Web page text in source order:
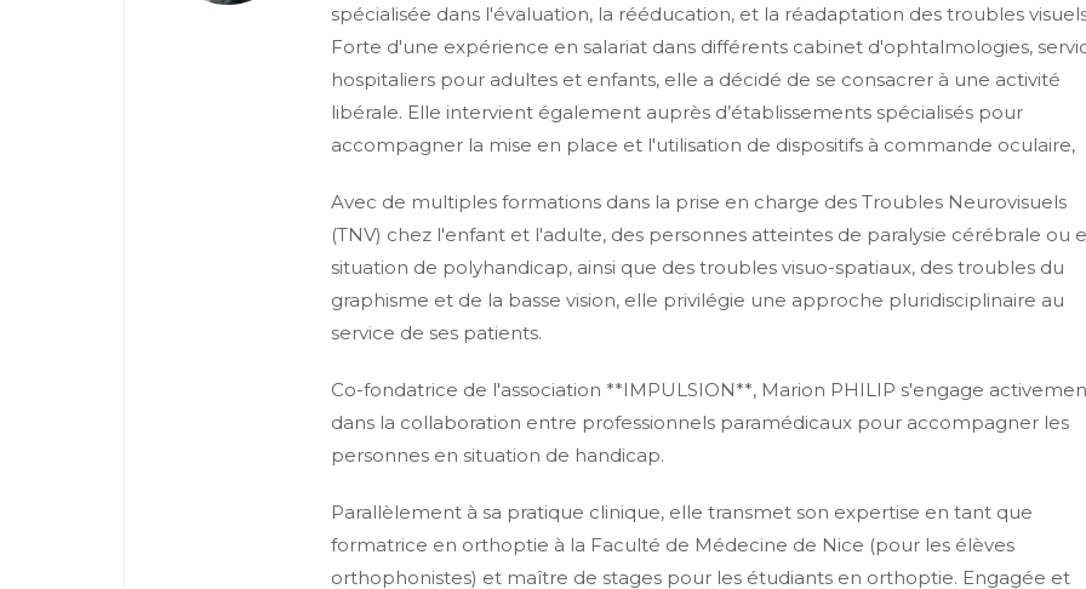
spécialisée dans l'évaluation, la rééducation, et la réadaptation des troubles
Forte d'une expérience en salariat dans différents cabinet d'ophtalmologies,
hospitaliers pour adultes et enfants, elle a décidé de se consacrer à une activité
libérale. Elle intervient également auprès d’établissements spécialisés pour
accompagner la mise en place et l'utilisation de dispositifs à commande oculaire,
Avec de multiples formations dans la prise en charge des Troubles Neurovisuels
(TNV) chez l'enfant et l'adulte, des personnes atteintes de paralysie cérébrale ou
situation de polyhandicap, ainsi que des troubles visuo-spatiaux, des troubles du
graphisme et de la basse vision, elle privilégie une approche pluridisciplinaire au
service de ses patients.
Co-fondatrice de l'association **IMPULSION**, Marion PHILIP s'engage
dans la collaboration entre professionnels paramédicaux pour accompagner les
personnes en situation de handicap.
Parallèlement à sa pratique clinique, elle transmet son expertise en tant que
formatrice en orthoptie à la Faculté de Médecine de Nice (pour les élèves
orthophonistes) et maître de stages pour les étudiants en orthoptie. Engagée et